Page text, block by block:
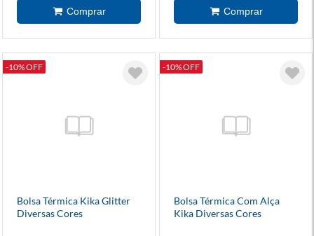
-10% OFF
Bolsa Térmica Kika Glitter
Diversas Cores
-10% OFF
Bolsa Térmica Com Alça
Kika Diversas Cores